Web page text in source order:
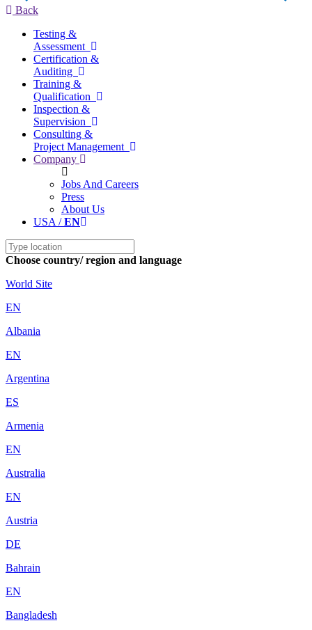
Back
Testing &
Assessment
Certification &
Auditing
Training &
Qualification
Inspection &
Supervision
Consulting &
Project Management
Company
Jobs And Careers
Press
About Us
USA /EN
Choose country/ region and language
World Site
EN
Albania
EN
Argentina
ES
Armenia
EN
Australia
EN
Austria
DE
Bahrain
EN
Bangladesh